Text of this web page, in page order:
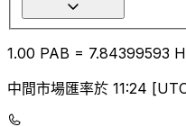
1.00 PAB = 7.84399593
中間市場匯率於 11:24